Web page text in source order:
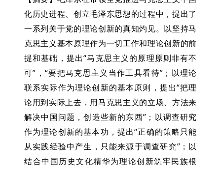
化历史进程、创立毛泽东思想的过程中，提出了
一系列关于党的理论创新的真知灼见。以坚持马
克思主义基本原理作为一切工作和理论创新的前
提和基础，提出“马克思主义的原理原则非有不
可”，“要把马克思主义当作工具看待”；以理论
联系实际作为理论创新的基本原则，提出“把理
论用到实际上去，用马克思主义的立场、方法来
解决中国问题，创造些新的东西”；以调查研究
作为理论创新的基本功，提出“正确的策略只能
从实践经验中产生，只能来源于调查研究”；以
结合中国历史文化精华为理论创新筑牢民族根